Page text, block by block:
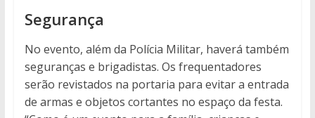
Segurança
No evento, além da Polícia Militar, haverá também
seguranças e brigadistas. Os frequentadores
serão revistados na portaria para evitar a entrada
de armas e objetos cortantes no espaço da festa.